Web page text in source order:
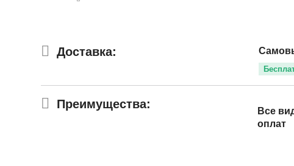
Доставка:
Преимущества:
Все
оплат